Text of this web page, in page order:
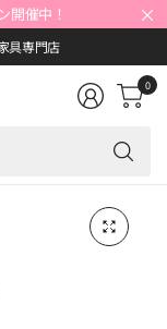
開催中！ ×
具専門店
0